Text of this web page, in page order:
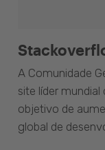
A Comunidade
site líder
objetivo de
global de